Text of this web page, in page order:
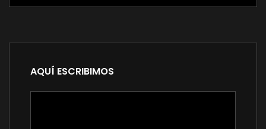
AQUÍ ESCRIBIMOS